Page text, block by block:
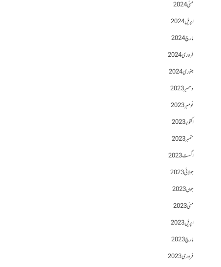
مئی 2024
اپریل 2024
مارچ 2024
فروری 2024
جنوری 2024
دسمبر 2023
نومبر 2023
اکتوبر 2023
ستمبر 2023
اگست 2023
جولائی 2023
جون 2023
مئی 2023
اپریل 2023
مارچ 2023
فروری 2023